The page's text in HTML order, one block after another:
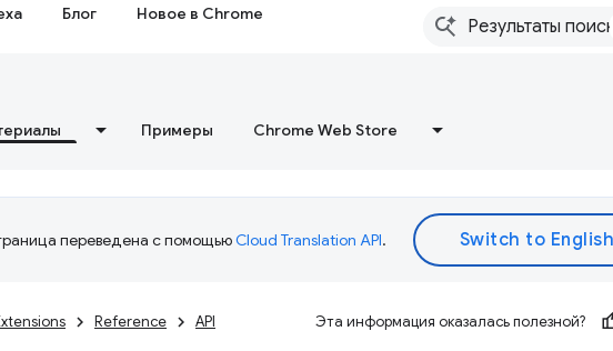
Блог Новое в Chrome
Примеры Chrome Web Store
переведена с помощьюCloud Translation API.
Reference API Эта информация оказалась полезной?